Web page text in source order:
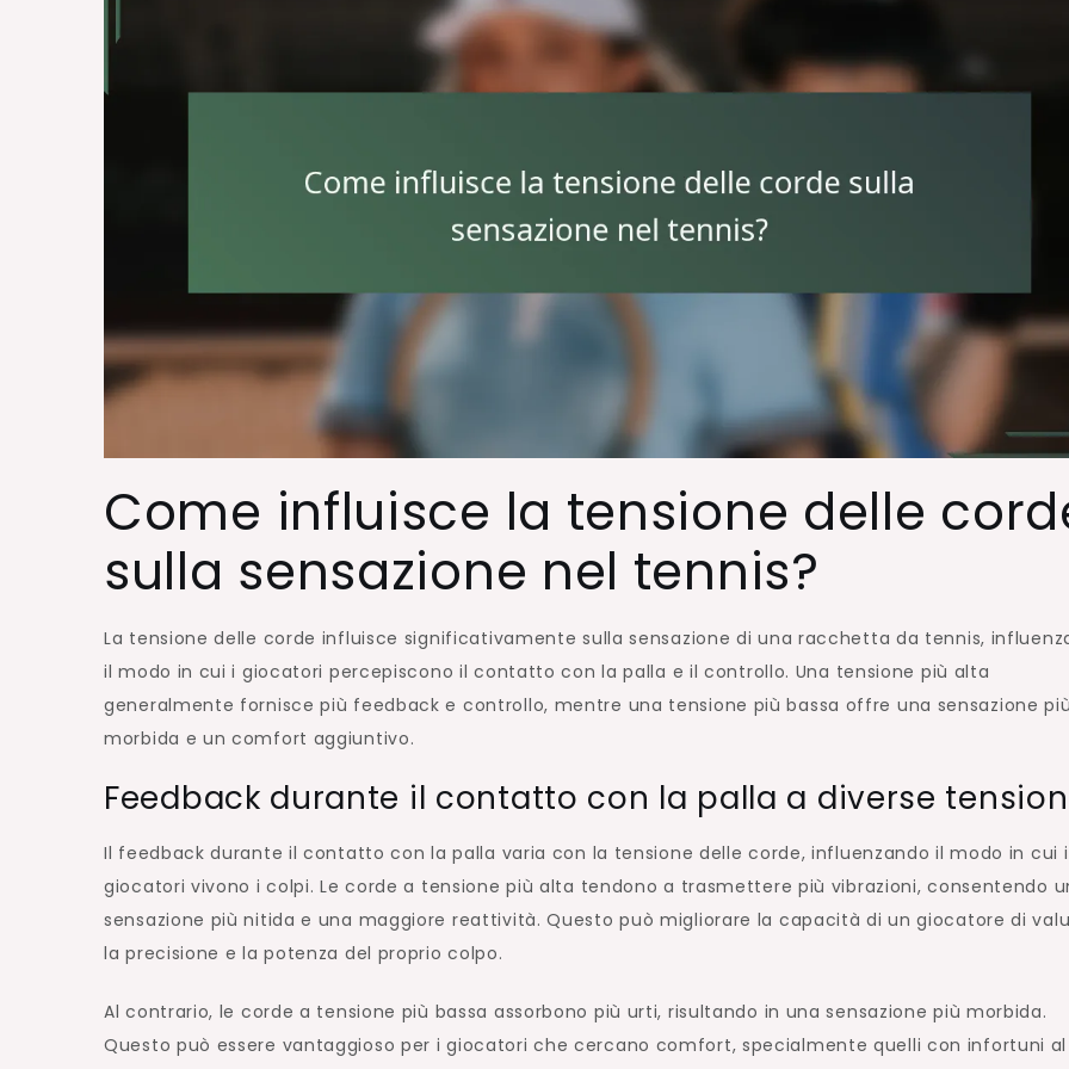
Come influisce la tensione delle
sulla sensazione nel tennis?
La tensione delle corde influisce significativamente sulla sensazione di una racchetta da tennis,
il modo in cui i giocatori percepiscono il contatto con la palla e il controllo. Una tensione più alta
generalmente fornisce più feedback e controllo, mentre una tensione più bassa offre una sensazione
morbida e un comfort aggiuntivo.
Feedback durante il contatto con la palla a diverse
Il feedback durante il contatto con la palla varia con la tensione delle corde, influenzando il modo in cui i
giocatori vivono i colpi. Le corde a tensione più alta tendono a trasmettere più vibrazioni, consentendo
sensazione più nitida e una maggiore reattività. Questo può migliorare la capacità di un giocatore di
la precisione e la potenza del proprio colpo.
Al contrario, le corde a tensione più bassa assorbono più urti, risultando in una sensazione più morbida.
Questo può essere vantaggioso per i giocatori che cercano comfort, specialmente quelli con infortuni al